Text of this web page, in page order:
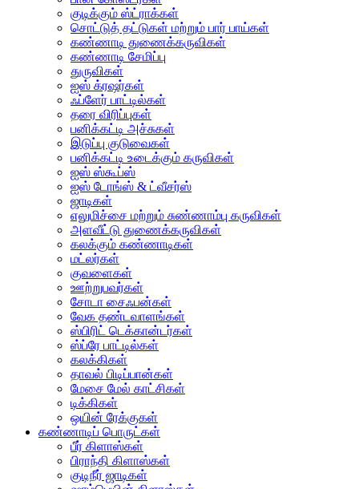
குடிக்கும் ஸ்ட்ராக்கள்
சொட்டுத் தட்டுகள் மற்றும் பார் பாய்கள்
கண்ணாடி துணைக்கருவிகள்
கண்ணாடி சேமிப்பு
துருவிகள்
ஐஸ் க்ரஷர்கள்
ஃப்ளேர் பாட்டில்கள்
தரை விரிப்புகள்
பனிக்கட்டி அச்சுகள்
இடுப்பு குடுவைகள்
பனிக்கட்டி உடைக்கும் கருவிகள்
ஐஸ் ஸ்கூப்ஸ்
ஐஸ் டோங்ஸ் & ட்வீசர்ஸ்
ஜாடிகள்
எலுமிச்சை மற்றும் சுண்ணாம்பு கருவிகள்
அளவீட்டு துணைக்கருவிகள்
கலக்கும் கண்ணாடிகள்
மட்லர்கள்
குவளைகள்
ஊற்றுபவர்கள்
சோடா சைஃபன்கள்
வேக தண்டவாளங்கள்
ஸ்பிரிட் டெக்கான்டர்கள்
ஸ்ப்ரே பாட்டில்கள்
கலக்கிகள்
தாவல் பிடிப்பான்கள்
மேசை மேல் காட்சிகள்
டிக்கிகள்
ஒயின் ரேக்குகள்
கண்ணாடிப் பொருட்கள்
பீர் கிளாஸ்கள்
பிராந்தி கிளாஸ்கள்
குடிநீர் ஜாடிகள்